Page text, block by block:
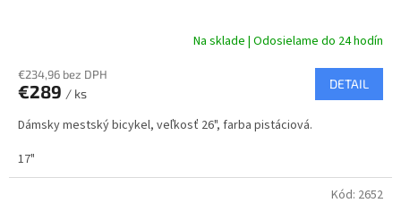
A
R
M
Na sklade | Odosielame do 24 hodín
€234,96 bez DPH
€289 / ks
DETAIL
Dámsky mestský bicykel, veľkosť 26", farba pistáciová.
17"
Kód: 2652